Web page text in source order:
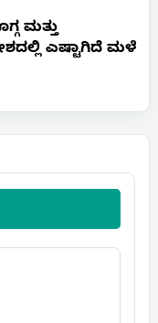
ಮತ್ತು
ಎಷ್ಟಾಗಿದೆ ಮಳೆ